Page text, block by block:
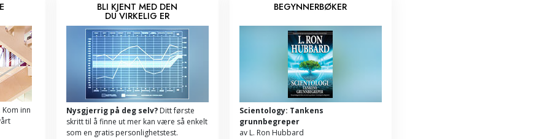
Kom inn
BLI KJENT MED DEN
DU VIRKELIG ER
Nysgjerrig på deg selv?Ditt første
skritt til å finne ut mer kan være så enkelt
som en gratis personlighetstest.
BEGYNNERBØKER
Scientology: Tankens
grunnbegreper
av L. Ron Hubbard